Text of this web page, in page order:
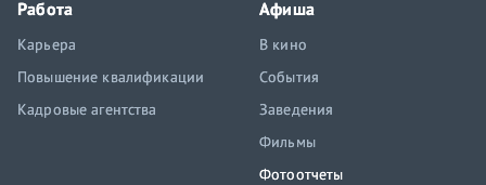
Работа
Карьера
Повышение квалификации
Кадровые агентства
Афиша
В кино
События
Заведения
Фильмы
Фотоотчеты